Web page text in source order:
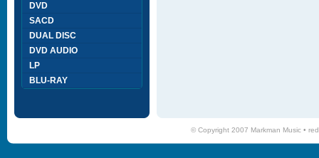
DVD
SACD
DUAL DISC
DVD AUDIO
LP
BLU-RAY
© Copyright 2007 Markman Music •